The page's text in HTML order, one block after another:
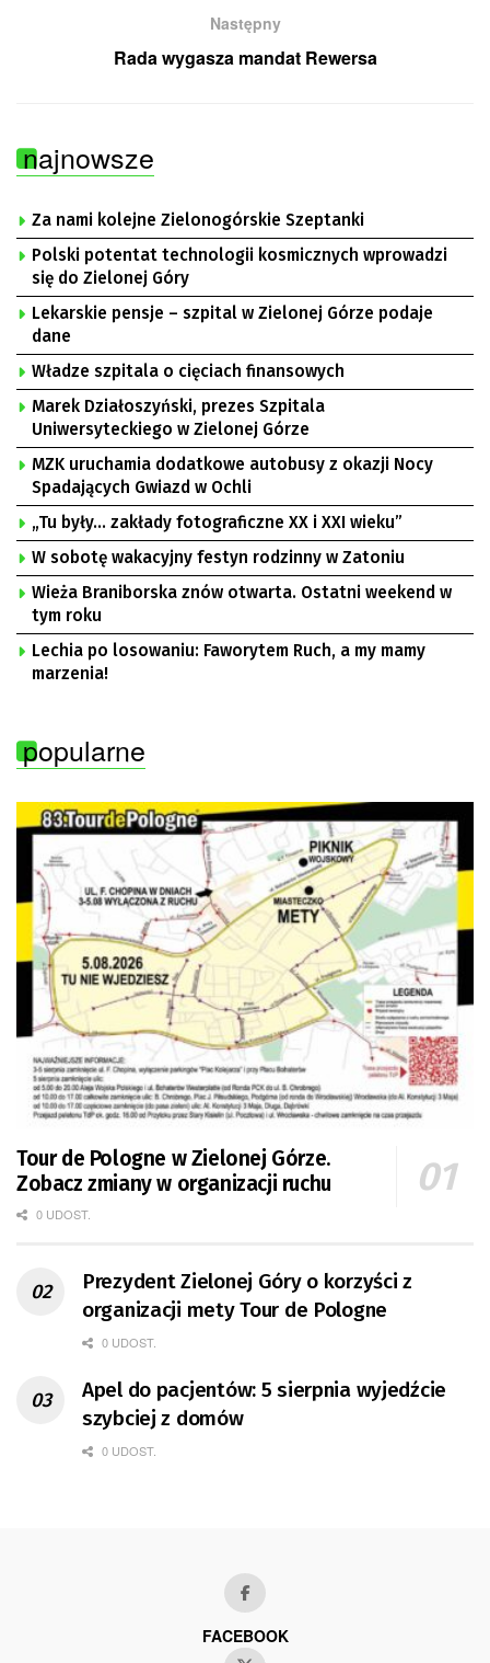
Następny
Rada wygasza mandat Rewersa
najnowsze
Za nami kolejne Zielonogórskie Szeptanki
Polski potentat technologii kosmicznych wprowadzi
się do Zielonej Góry
Lekarskie pensje – szpital w Zielonej Górze podaje
dane
Władze szpitala o cięciach finansowych
Marek Działoszyński, prezes Szpitala
Uniwersyteckiego w Zielonej Górze
MZK uruchamia dodatkowe autobusy z okazji Nocy
Spadających Gwiazd w Ochli
„Tu były… zakłady fotograficzne XX i XXI wieku”
W sobotę wakacyjny festyn rodzinny w Zatoniu
Wieża Braniborska znów otwarta. Ostatni weekend w
tym roku
Lechia po losowaniu: Faworytem Ruch, a my mamy
marzenia!
popularne
Tour de Pologne w Zielonej Górze.
Zobacz zmiany w organizacji ruchu
0 UDOST.
Prezydent Zielonej Góry o korzyści z
organizacji mety Tour de Pologne
0 UDOST.
Apel do pacjentów: 5 sierpnia wyjedźcie
szybciej z domów
0 UDOST.
FACEBOOK